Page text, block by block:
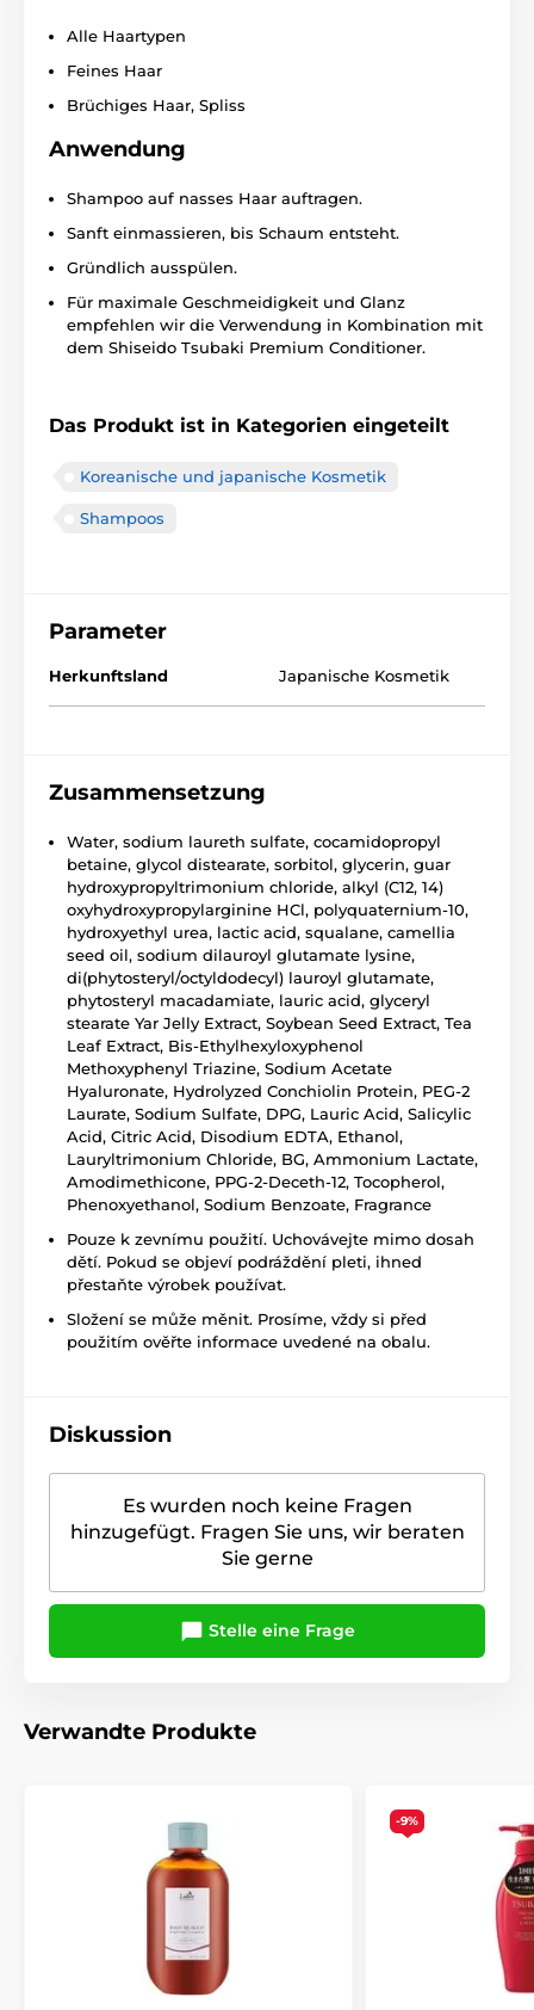
Alle Haartypen
Feines Haar
Brüchiges Haar, Spliss
Anwendung
Shampoo auf nasses Haar auftragen.
Sanft einmassieren, bis Schaum entsteht.
Gründlich ausspülen.
Für maximale Geschmeidigkeit und Glanz
empfehlen wir die Verwendung in Kombination mit
dem Shiseido Tsubaki Premium Conditioner.
Das Produkt ist in Kategorien eingeteilt
Koreanische und japanische Kosmetik
Shampoos
Parameter
Herkunftsland Japanische Kosmetik
Zusammensetzung
Water, sodium laureth sulfate, cocamidopropyl
betaine, glycol distearate, sorbitol, glycerin, guar
hydroxypropyltrimonium chloride, alkyl (C12, 14)
oxyhydroxypropylarginine HCl, polyquaternium-10,
hydroxyethyl urea, lactic acid, squalane, camellia
seed oil, sodium dilauroyl glutamate lysine,
di(phytosteryl/octyldodecyl) lauroyl glutamate,
phytosteryl macadamiate, lauric acid, glyceryl
stearate Yar Jelly Extract, Soybean Seed Extract, Tea
Leaf Extract, Bis-Ethylhexyloxyphenol
Methoxyphenyl Triazine, Sodium Acetate
Hyaluronate, Hydrolyzed Conchiolin Protein, PEG-2
Laurate, Sodium Sulfate, DPG, Lauric Acid, Salicylic
Acid, Citric Acid, Disodium EDTA, Ethanol,
Lauryltrimonium Chloride, BG, Ammonium Lactate,
Amodimethicone, PPG-2-Deceth-12, Tocopherol,
Phenoxyethanol, Sodium Benzoate, Fragrance
Pouze k zevnímu použití. Uchovávejte mimo dosah
dětí. Pokud se objeví podráždění pleti, ihned
přestaňte výrobek používat.
Složení se může měnit. Prosíme, vždy si před
použitím ověřte informace uvedené na obalu.
Diskussion
Es wurden noch keine Fragen
hinzugefügt. Fragen Sie uns, wir beraten
Sie gerne
Stelle eine Frage
Verwandte Produkte
-9%